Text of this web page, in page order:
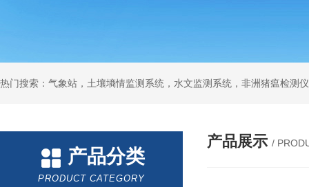
热门搜索：气象站，土壤墒情监测系统，水文监测系统，非洲猪瘟检测
产品分类
PRODUCT CATEGORY
产品展示 /